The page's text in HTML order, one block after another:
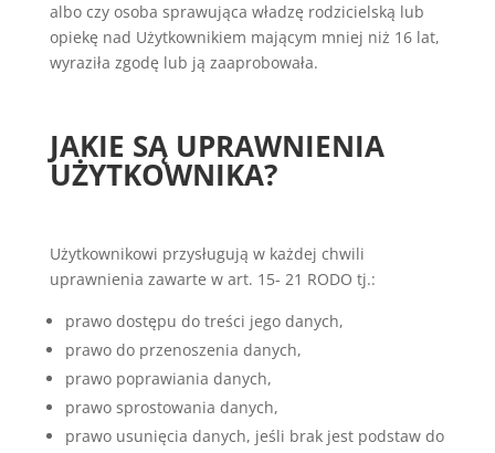
albo czy osoba sprawująca władzę rodzicielską lub
opiekę nad Użytkownikiem mającym mniej niż 16 lat,
wyraziła zgodę lub ją zaaprobowała.
JAKIE SĄ UPRAWNIENIA
UŻYTKOWNIKA?
Użytkownikowi przysługują w każdej chwili
uprawnienia zawarte w art. 15- 21 RODO tj.:
prawo dostępu do treści jego danych,
prawo do przenoszenia danych,
prawo poprawiania danych,
prawo sprostowania danych,
prawo usunięcia danych, jeśli brak jest podstaw do